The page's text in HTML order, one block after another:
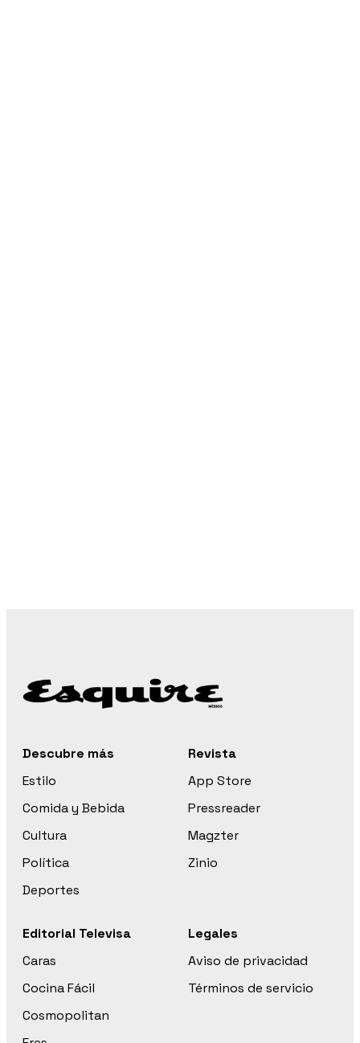
Descubre más
Estilo
Comida y Bebida
Cultura
Política
Deportes
Revista
App Store
Pressreader
Magzter
Zinio
Editorial Televisa
Caras
Cocina Fácil
Cosmopolitan
Legales
Aviso de privacidad
Términos de servicio